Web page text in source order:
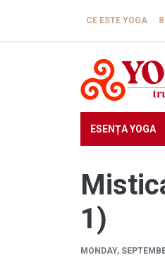
CE ESTE YOGA
ESENȚA YOGA
MONDAY,
1)